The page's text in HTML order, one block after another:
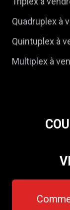
Quadruplex à
Quintuplex à
Multiplex à